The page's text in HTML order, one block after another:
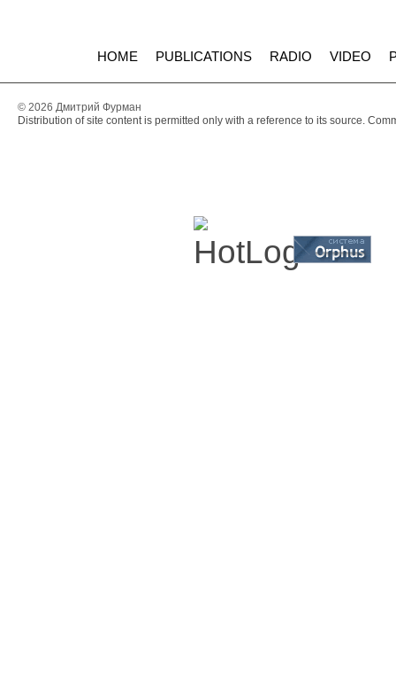
HOME PUBLICATIONS RADIO VIDEO
© 2026 Дмитрий Фурман
Distribution of site content is permitted only with a reference to its source.